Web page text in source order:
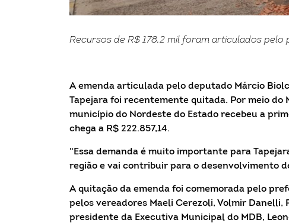
Recursos de R$ 178,2 mil foram articulados
A emenda articulada pelo deputado Márcio
Tapejara foi recentemente quitada. Por meio do
município do Nordeste do Estado recebeu a
chega a R$ 222.857,14.
“Essa demanda é muito importante para
região e vai contribuir para o desenvolvimento
A quitação da emenda foi comemorada pelo
pelos vereadores Maeli Cerezoli, Volmir
presidente da Executiva Municipal do MDB,